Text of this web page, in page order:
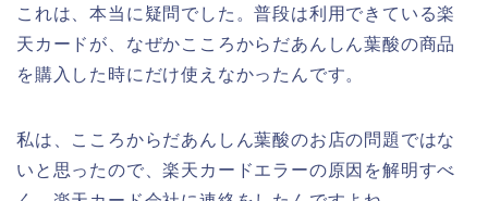
これは、本当に疑問でした。普段は利用できている楽
天カードが、なぜかこころからだあんしん葉酸の商品
を購入した時にだけ使えなかったんです。
私は、こころからだあんしん葉酸のお店の問題ではな
いと思ったので、楽天カードエラーの原因を解明すべ